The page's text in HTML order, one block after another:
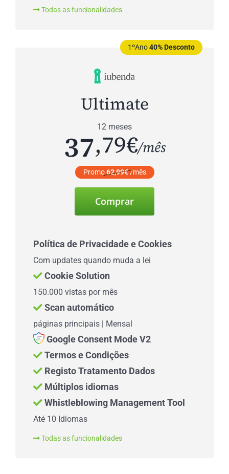
Todas as funcionalidades
1ºAno40% Desconto
Ultimate
12 meses
37,79€/mês
Promo62,99€/mês
Comprar
Política de Privacidade e Cookies
Com updates quando muda a lei
Cookie Solution
150.000 vistas por mês
Scan automático
páginas principais | Mensal
Google Consent Mode V2
Termos e Condições
Registo Tratamento Dados
Múltiplos idiomas
Whistleblowing Management Tool
Até 10 Idiomas
Todas as funcionalidades